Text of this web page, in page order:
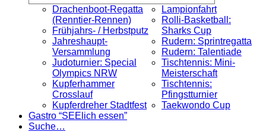
Drachenboot-Regatta
(Renntier-Rennen)
Frühjahrs- / Herbstputz
Jahreshaupt-
Versammlung
Judoturnier: Special
Olympics NRW
Kupferhammer
Crosslauf
Kupferdreher Stadtfest
Lampionfahrt
Rolli-Basketball:
Sharks Cup
Rudern: Sprintregatta
Rudern: Talentiade
Tischtennis: Mini-
Meisterschaft
Tischtennis:
Pfingstturnier
Taekwondo Cup
Gastro “SEElich essen”
Suche…